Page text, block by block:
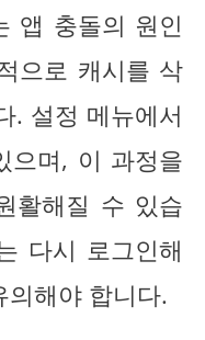
앱 충돌의 원인
으로 캐시를 삭
. 설정 메뉴에서
으며, 이 과정을
활해질 수 있습
다시 로그인해
의해야 합니다.